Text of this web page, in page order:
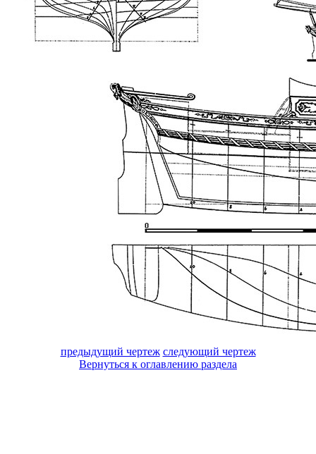
предыдущий чертеж следующий чертеж
Вернуться к оглавлению раздела